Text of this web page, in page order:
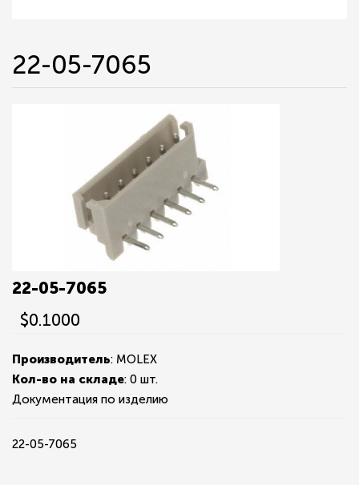
22-05-7065
22-05-7065
$0.1000
Производитель: MOLEX
Кол-во на складе: 0 шт.
Документация по изделию
22-05-7065